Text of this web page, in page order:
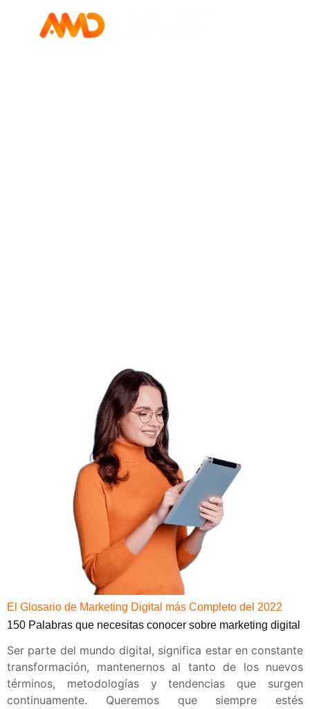
El Glosario de Marketing Digital más Completo del 2022
150 Palabras que necesitas conocer sobre marketing digital
Ser parte del mundo digital, significa estar en constante
transformación, mantenernos al tanto de los nuevos
términos, metodologías y tendencias que surgen
continuamente. Queremos que siempre estés